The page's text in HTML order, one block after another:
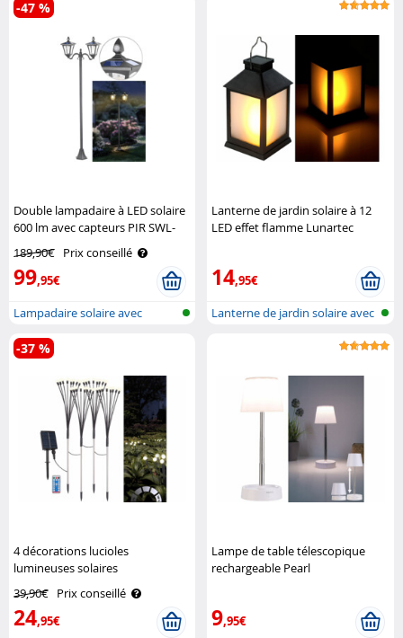
Double lampadaire à LED solaire
600 lm avec capteurs PIR SWL-
189,90€ Prix conseillé
99,95€
-47 %
Lampadaire solaire avec
détecteur d..
Lanterne de jardin solaire à 12
LED effet flamme Lunartec
14,95€
Lanterne de jardin solaire avec
4 décorations lucioles
lumineuses solaires
télécommandées pour jardin
Lunartec
39,90€ Prix conseillé
24,95€
-37 %
Lampe de table télescopique
rechargeable Pearl
9,95€